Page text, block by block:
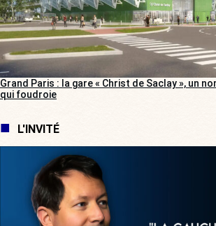
Grand Paris : la gare « Christ de Saclay », un
qui foudroie
L'INVITÉ